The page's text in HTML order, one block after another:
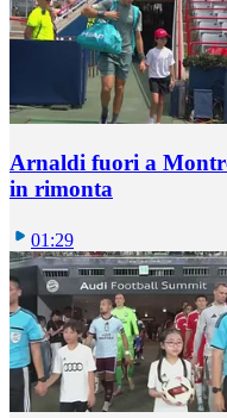
Arnaldi fuori a
in rimonta
01:29